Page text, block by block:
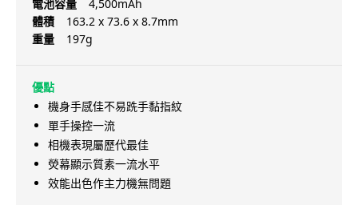
電池容量
4,500mAh
體積
163.2 x 73.6 x 8.7mm
重量
197g
優點
機身手感佳不易跣手黏指紋
單手操控一流
相機表現屬歷代最佳
熒幕顯示質素一流水平
效能出色作主力機無問題